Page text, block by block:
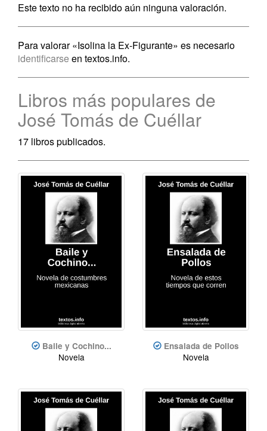
Este texto no ha recibido aún ninguna valoración.
Para valorar «Isolina la Ex-Figurante» es necesario
identificarse en textos.info.
Libros más populares de
José Tomás de Cuéllar
17 libros publicados.
Baile y Cochino...
Novela
Ensalada de Pollos
Novela